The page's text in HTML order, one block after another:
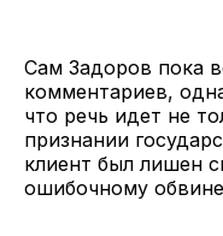
Сам Задоров пока
комментариев,
что речь идет не
признании
клиент был лишен
ошибочному